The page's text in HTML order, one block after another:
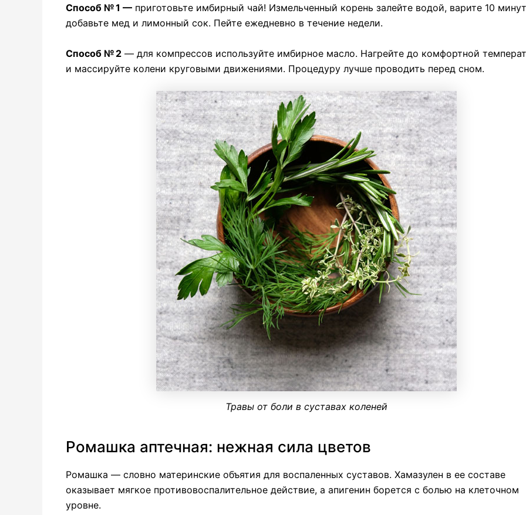
Способ № 1 — приготовьте имбирный чай! Измельченный корень залейте водой, варите 10
добавьте мед и лимонный сок. Пейте ежедневно в течение недели.
Способ № 2 — для компрессов используйте имбирное масло. Нагрейте до комфортной
и массируйте колени круговыми движениями. Процедуру лучше проводить перед сном.
Травы от боли в суставах коленей
Ромашка аптечная: нежная сила цветов
Ромашка — словно материнские объятия для воспаленных суставов. Хамазулен в ее составе
оказывает мягкое противовоспалительное действие, а апигенин борется с болью на клеточном
уровне.